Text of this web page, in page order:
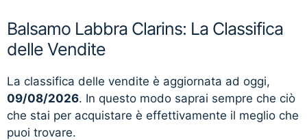
Balsamo Labbra Clarins: La Classifica
delle Vendite
La classifica delle vendite è aggiornata ad oggi,
09/08/2026. In questo modo saprai sempre che ciò
che stai per acquistare è effettivamente il meglio che
puoi trovare.